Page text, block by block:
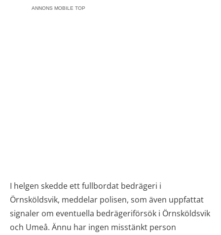
ANNONS MOBILE TOP
I helgen skedde ett fullbordat bedrägeri i
Örnsköldsvik, meddelar polisen, som även uppfattat
signaler om eventuella bedrägeriförsök i Örnsköldsvik
och Umeå. Ännu har ingen misstänkt person